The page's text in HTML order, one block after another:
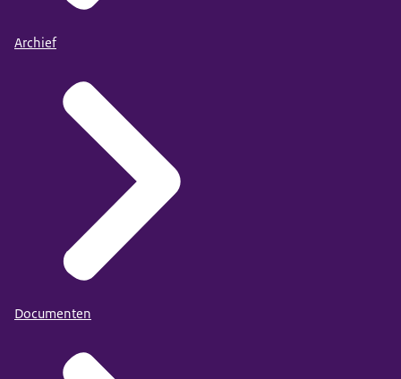
Ervaringsverhalen discriminatie in de zorg
medicijnen dan mannen. Zie:
filmpje Intersectionaliteit
De (Engelstalige)
Archief
Documenten